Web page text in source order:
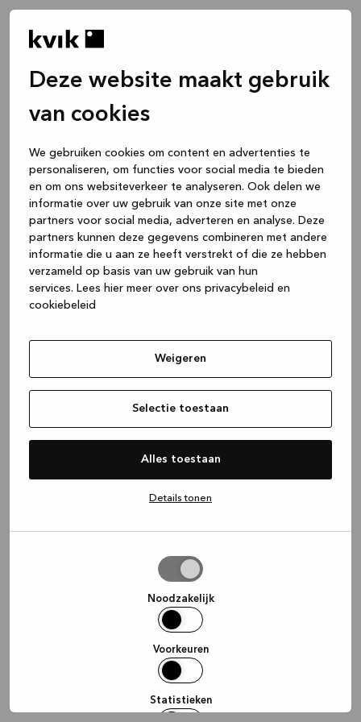
Deze website maakt gebruik
van cookies
We gebruiken cookies om content en advertenties te
personaliseren, om functies voor social media te bieden
en om ons websiteverkeer te analyseren. Ook delen we
informatie over uw gebruik van onze site met onze
partners voor social media, adverteren en analyse. Deze
partners kunnen deze gegevens combineren met andere
informatie die u aan ze heeft verstrekt of die ze hebben
verzameld op basis van uw gebruik van hun
services. Lees hier meer over ons privacybeleid en
cookiebeleid
Weigeren
Selectie toestaan
Alles toestaan
Details tonen
Noodzakelijk
Voorkeuren
Statistieken
(see the browser console for more
information).